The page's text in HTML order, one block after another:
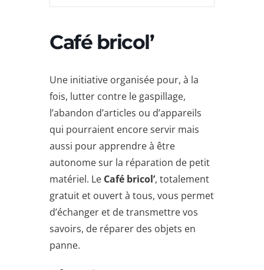
Café bricol’
Une initiative organisée pour, à la
fois, lutter contre le gaspillage,
l’abandon d’articles ou d’appareils
qui pourraient encore servir mais
aussi pour apprendre à être
autonome sur la réparation de petit
matériel. Le Café bricol’, totalement
gratuit et ouvert à tous, vous permet
d’échanger et de transmettre vos
savoirs, de réparer des objets en
panne.